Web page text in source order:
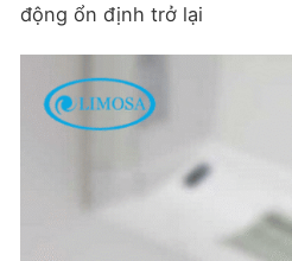
động ổn định trở lại